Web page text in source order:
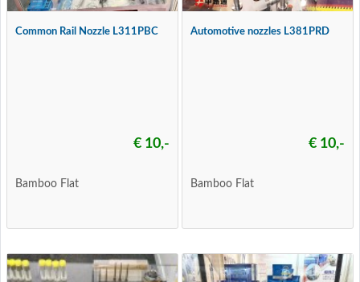
Common Rail Nozzle L311PBC
€ 10,-
Bamboo Flat
Automotive nozzles L381PRD
€ 10,-
Bamboo Flat